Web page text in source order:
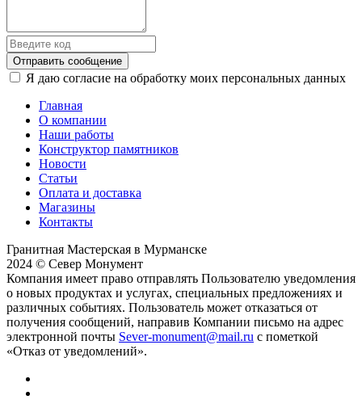
Отправить сообщение
Я даю согласие на обработку моих персональных данных
Главная
О компании
Наши работы
Конструктор памятников
Новости
Статьи
Оплата и доставка
Магазины
Контакты
Гранитная Мастерская в Мурманске
2024 © Север Монумент
Компания имеет право отправлять Пользователю уведомления
о новых продуктах и услугах, специальных предложениях и
различных событиях. Пользователь может отказаться от
получения сообщений, направив Компании письмо на адрес
электронной почты Sever-monument@mail.ru с пометкой
«Отказ от уведомлений».